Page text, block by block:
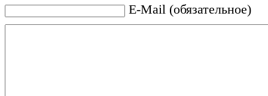
E-Mail (обязательное)